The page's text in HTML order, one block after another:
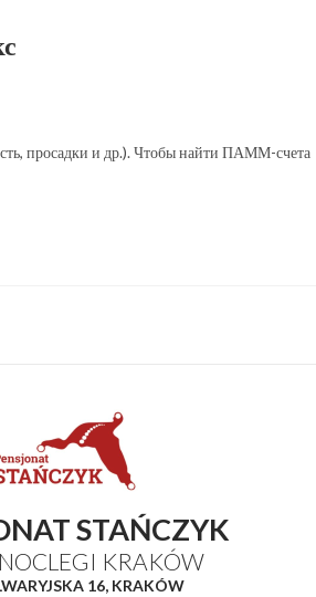
просадки и др.). Чтобы найти ПАММ-счета
STAŃCZYK
KRAKÓW
16, KRAKÓW